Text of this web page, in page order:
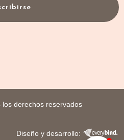
derechos reservados
Diseño y desarrollo: